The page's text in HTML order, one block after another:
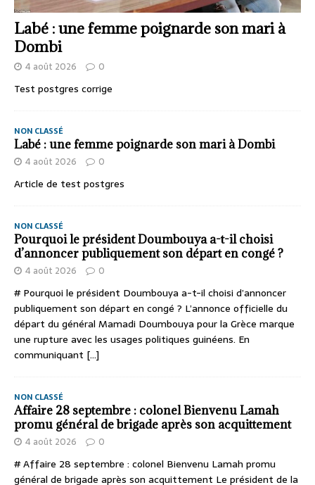
Labé : une femme poignarde son mari à
Dombi
4 août 2026 0
Test postgres corrige
NON CLASSÉ
Labé : une femme poignarde son mari à Dombi
4 août 2026 0
Article de test postgres
NON CLASSÉ
Pourquoi le président Doumbouya a-t-il choisi
d’annoncer publiquement son départ en congé ?
4 août 2026 0
# Pourquoi le président Doumbouya a-t-il choisi d’annoncer
publiquement son départ en congé ? L’annonce officielle du
départ du général Mamadi Doumbouya pour la Grèce marque
une rupture avec les usages politiques guinéens. En
communiquant [...]
NON CLASSÉ
Affaire 28 septembre : colonel Bienvenu Lamah
promu général de brigade après son acquittement
4 août 2026 0
# Affaire 28 septembre : colonel Bienvenu Lamah promu
général de brigade après son acquittement Le président de la